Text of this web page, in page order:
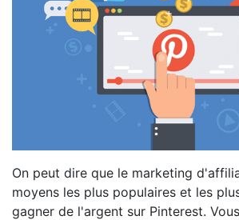
On peut dire que le marketing
moyens les plus populaires et les
gagner de l'argent sur Pinterest.